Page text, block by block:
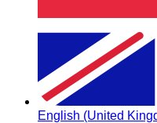
English (United